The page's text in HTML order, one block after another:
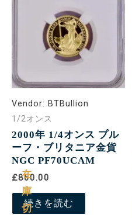
Vendor: BTBullion
1/2オンス
2000年 1/4オンス プル
ーフ・ブリタニア金貨
NGC PF70UCAM
£860.00
続きを読む
在
庫
切